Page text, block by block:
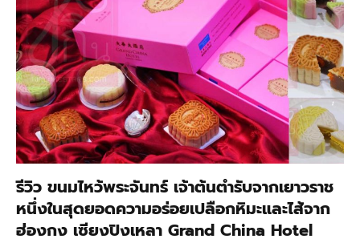
รีวิว ขนมไหว้พระจันทร์ เจ้าต้นตำรับจากเยาวราช
หนึ่งในสุดยอดความอร่อยเปลือกหิมะและไส้จาก
ฮ่องกง เซียงปิงเหลา Grand China Hotel